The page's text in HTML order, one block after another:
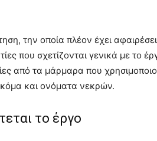
την οποία πλέον έχει
που σχετίζονται γενικά με το
από τα μάρμαρα που
και ονόματα νεκρών.
το έργο